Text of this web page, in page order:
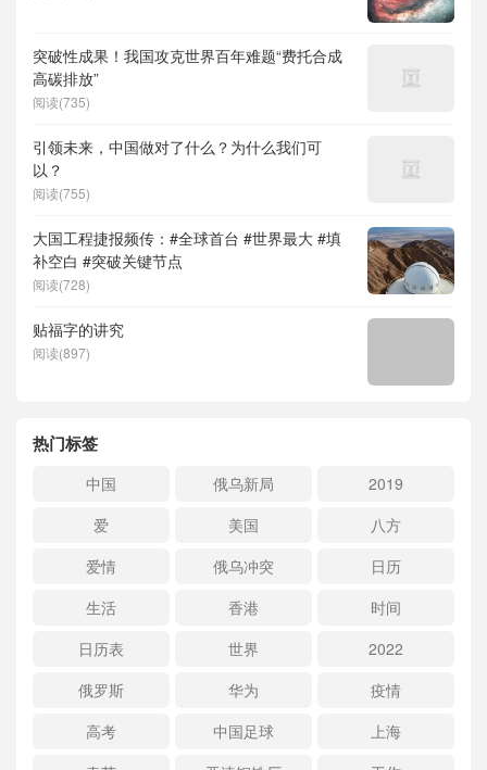
突破性成果！我国攻克世界百年难题“费托合成
高碳排放”
阅读(735)
引领未来，中国做对了什么？为什么我们可
以？
阅读(755)
大国工程捷报频传：#全球首台 #世界最大 #填
补空白 #突破关键节点
阅读(728)
贴福字的讲究
阅读(897)
热门标签
中国 俄乌新局
2019
爱
美国
八方
爱情
俄乌冲突
日历
生活
香港
时间
日历表
世界
2022
俄罗斯
华为
疫情
高考
中国足球
上海